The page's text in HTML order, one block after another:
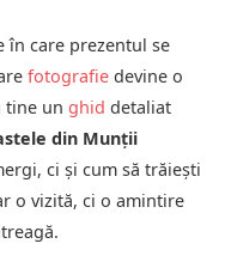
în care prezentul se
fotografie devine o
tine un ghid detaliat
din Munții
ci și cum să trăiești
o vizită, ci o amintire